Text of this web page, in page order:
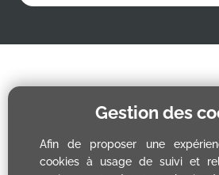
Gestion des
Afin de proposer une
cookies à usage de suivi et